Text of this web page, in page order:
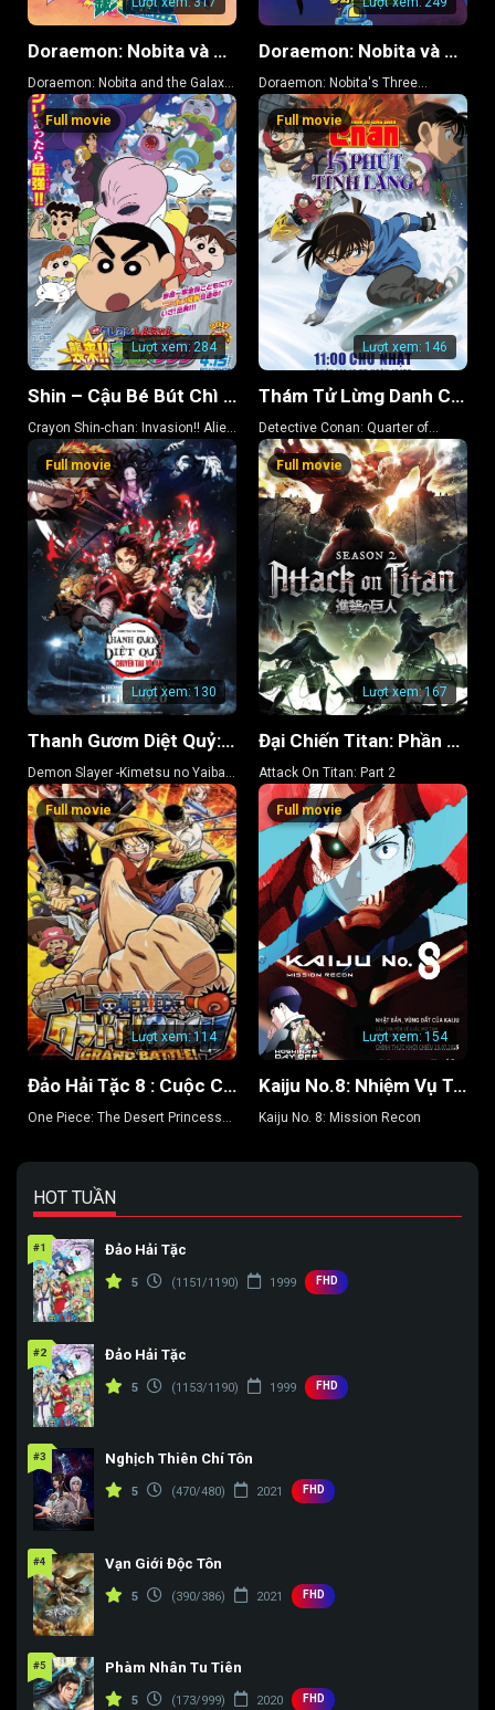
Doraemon: Nobita và Chuyến Tàu Tốc Hành Ngân Hà
Doraemon: Nobita and the Galaxy
Super-express
Doraemon: Nobita và Ba Chàng Hiệp Sĩ Mộng Mơ
Doraemon: Nobita's Three
Visionary Swordsmen
Lượt xem: 284
Full movie
Shin – Cậu Bé Bút Chì 25
Crayon Shin-chan: Invasion!! Alien
Shiriri
Lượt xem: 146
Full movie
Thám Tử Lừng Danh Conan 15: 15 Phút Tĩnh Lặng
Detective Conan: Quarter of
Silence
Lượt xem: 130
Full movie
Thanh Gươm Diệt Quỷ: Chuyến Tàu Vô Tận
Demon Slayer -Kimetsu no Yaiba-
The Movie: Mugen Train
Lượt xem:167
Full movie
Đại Chiến Titan: Phần Đại Chiến Titan: Vị khách bất ngờ
Attack On Titan: Part 2
Lượt xem:114
Full movie
Đảo Hải Tặc 8 : Cuộc Chiến Ở Vương Quốc Alabasta
One Piece: The Desert Princess
Alabasta
Lượt xem: 154
Full movie
Kaiju No.8: Nhiệm Vụ Trinh Sát
Kaiju No. 8: Mission Recon
HOT TUẦN
#1 Đảo Hải Tặc
5 (1151/1190) 1999 FHD
#2 Đảo Hải Tặc
5 (1153/1190) 1999 FHD
#3 Nghịch Thiên Chí Tôn
5 (470/480) 2021 FHD
#4 Vạn Giới Độc Tôn
5 (390/386) 2021 FHD
#5 Phàm Nhân Tu Tiên
5 (173/999) 2020 FHD